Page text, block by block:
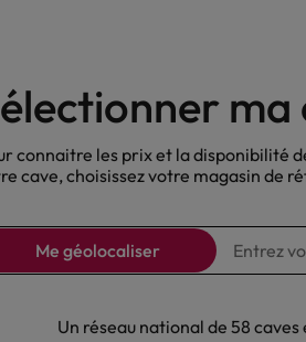
Nos Bières ma
connaitre les prix et la disponibilité
cave, choisissez votre magasin de
Me géolocaliser
Un réseau national de 58 caves